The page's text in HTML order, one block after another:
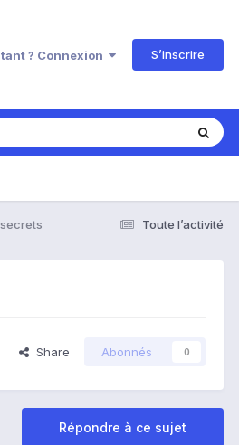
? Connexion S’inscrire
Toute l’activité
Share Abonnés 0
Répondre à ce sujet